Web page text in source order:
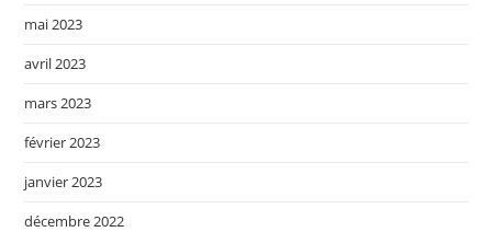
mai 2023
avril 2023
mars 2023
février 2023
janvier 2023
décembre 2022